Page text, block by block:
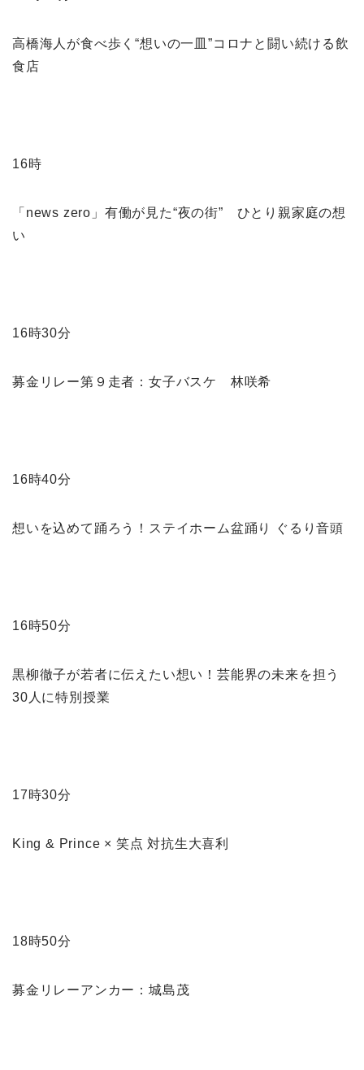
高橋海人が食べ歩く“想いの一皿”コロナと闘い続ける飲
食店
16時
「news zero」有働が見た“夜の街” ひとり親家庭の想
い
16時30分
募金リレー第９走者：女子バスケ 林咲希
16時40分
想いを込めて踊ろう！ステイホーム盆踊り ぐるり音頭
16時50分
黒柳徹子が若者に伝えたい想い！芸能界の未来を担う
30人に特別授業
17時30分
King & Prince × 笑点 対抗生大喜利
18時50分
募金リレーアンカー：城島茂